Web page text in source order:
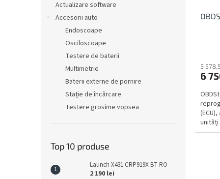
Actualizare software
Accesorii auto
Endoscoape
Osciloscoape
Testere de baterii
Multimetrie
Baterii externe de pornire
Stație de încărcare
Testere grosime vopsea
Top 10 produse
Launch X431 CRP919X BT RO
2 190 lei
5
6